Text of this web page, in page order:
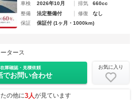
車検
2026年10月 排気
660cc
整備
法定整備付 修復
なし
保証
保証付 (1ヶ月・1000km)
タース
庫確認・見積依頼
でお問い合わせ
お気に入り
の他に3人が見ています